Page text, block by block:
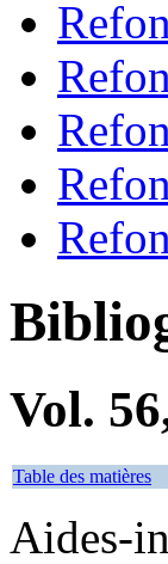
Vol.
Table des matières
Aides-